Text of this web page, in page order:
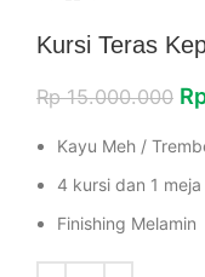
Kursi Teras
Rp15.000.000
Kayu Meh /
4 kursi dan 1 meja
Finishing Melamin